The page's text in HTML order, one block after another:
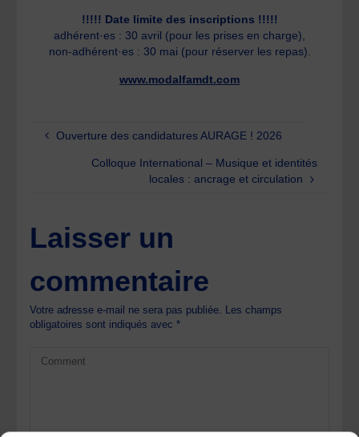
!!!!! Date limite des inscriptions !!!!!
adhérent·es : 30 avril (pour les prises en charge),
non-adhérent·es : 30 mai (pour réserver les repas).
www.modalfamdt.com
Ouverture des candidatures AURAGE ! 2026
Colloque International – Musique et identités
locales : ancrage et circulation
Laisser un
commentaire
Votre adresse e-mail ne sera pas publiée. Les champs
obligatoires sont indiqués avec*